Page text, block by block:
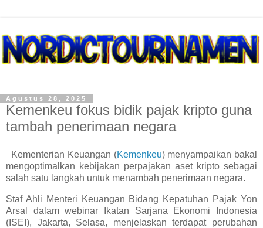
Agustus 28, 2025
Kemenkeu fokus bidik pajak kripto guna
tambah penerimaan negara
Kementerian Keuangan (Kemenkeu) menyampaikan bakal
mengoptimalkan kebijakan perpajakan aset kripto sebagai
salah satu langkah untuk menambah penerimaan negara.
Staf Ahli Menteri Keuangan Bidang Kepatuhan Pajak Yon
Arsal dalam webinar Ikatan Sarjana Ekonomi Indonesia
(ISEI), Jakarta, Selasa, menjelaskan terdapat perubahan